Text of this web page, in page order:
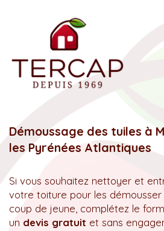
Démoussage des tuiles à
les Pyrénées Atlantiques
Si vous souhaitez nettoyer et
votre toiture pour les
coup de jeune, complétez le
un devis gratuit et sans